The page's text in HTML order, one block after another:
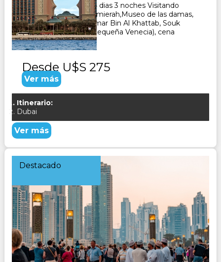
Paquete Turistico de 4 dias 3 noches Visitando
Dubai, Mezquita de Jumierah,Museo de las damas,
Mezquita Al Farooq Omar Bin Al Khattab, Souk
Madinat Jumierah (la pequeña Venecia), cena
barbacoa en Sahara
Desde U$S 275
Ver más
Itinerario:
Dubai
Ver más
Destacado